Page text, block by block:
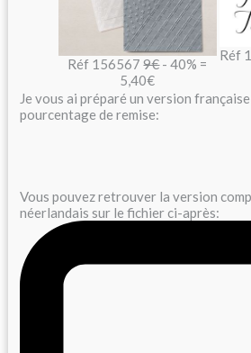
Réf 1565679€- 40% =
5,40€
Réf
Je vous ai préparé un version
pourcentage de remise:
Vous pouvez retrouver la version
néerlandais sur le fichier ci-après: